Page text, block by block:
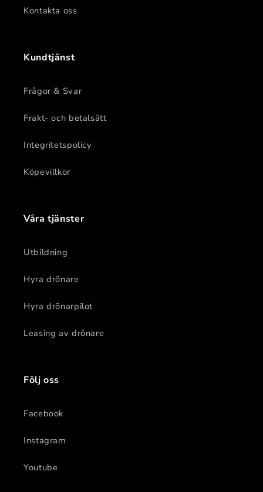
Kontakta oss
Kundtjänst
Frågor & Svar
Frakt- och betalsätt
Integritetspolicy
Köpevillkor
Våra tjänster
Utbildning
Hyra drönare
Hyra drönarpilot
Leasing av drönare
Följ oss
Facebook
Instagram
Youtube